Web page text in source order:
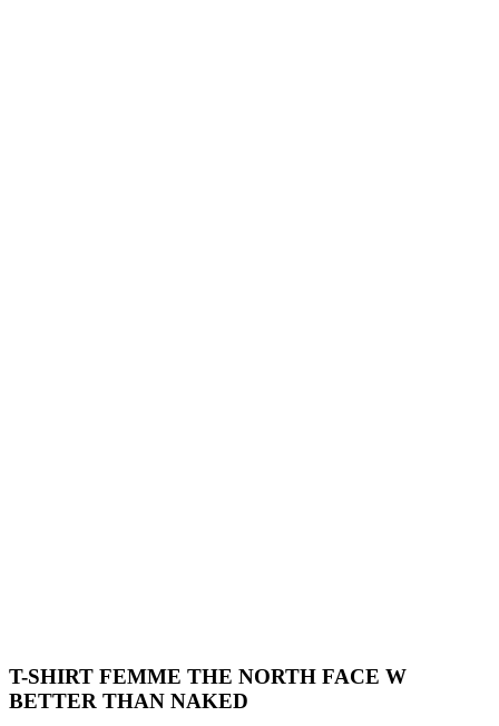
T-SHIRT FEMME THE NORTH FACE W
BETTER THAN NAKED